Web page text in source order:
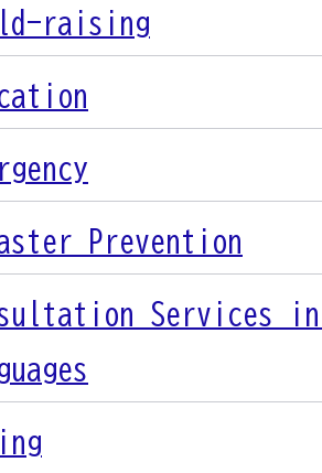
raising
Prevention
Services